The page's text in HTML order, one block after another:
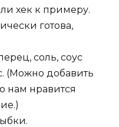
хек к примеру.
готова,
соль, соус
(Можно добавить
нам нравится